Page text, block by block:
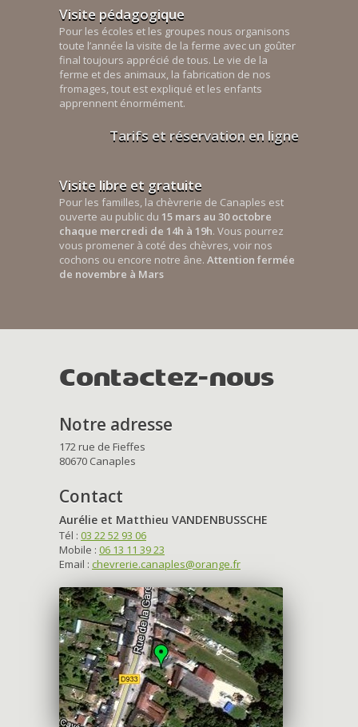
Visite pédagogique
Pour les écoles et les groupes nous organisons
toute l’année la visite de la ferme avec un goûter
final toujours apprécié de tous. Le vie de la
ferme et des animaux, la fabrication de nos
fromages, tout est expliqué et les enfants
apprennent énormément.
Tarifs et réservation en ligne
Visite libre et gratuite
Pour les familles, la chèvrerie de Canaples est
ouverte au public du 15 mars au 30 octobre
chaque mercredi de 14h à 19h. Vous pourrez
vous promener à coté des chèvres, voir nos
cochons ou encore notre âne. Attention fermée
de novembre à Mars
Contactez-nous
Notre adresse
172 rue de Fieffes
80670 Canaples
Contact
Aurélie et Matthieu VANDENBUSSCHE
Tél : 03 22 52 93 06
Mobile : 06 13 11 39 23
Email : chevrerie.canaples@orange.fr